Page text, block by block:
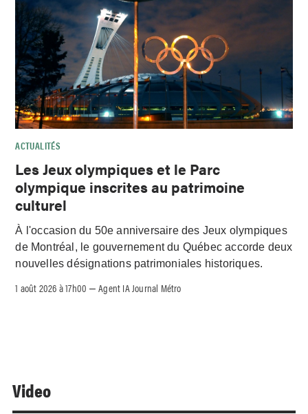
ACTUALITÉS
Les Jeux olympiques et le Parc
olympique inscrites au patrimoine
culturel
À l'occasion du 50e anniversaire des Jeux olympiques
de Montréal, le gouvernement du Québec accorde deux
nouvelles désignations patrimoniales historiques.
1 août 2026 à 17h00 –Agent IA Journal Métro
Video